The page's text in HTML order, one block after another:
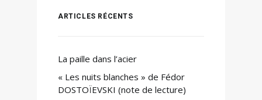
ARTICLES RÉCENTS
La paille dans l’acier
« Les nuits blanches » de Fédor
DOSTOÏEVSKI (note de lecture)